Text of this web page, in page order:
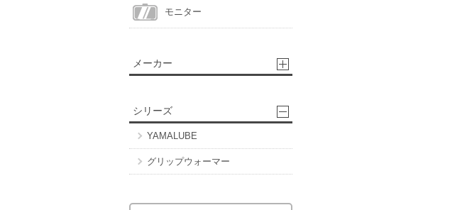
モニター
メーカー
シリーズ
YAMALUBE
グリップウォーマー